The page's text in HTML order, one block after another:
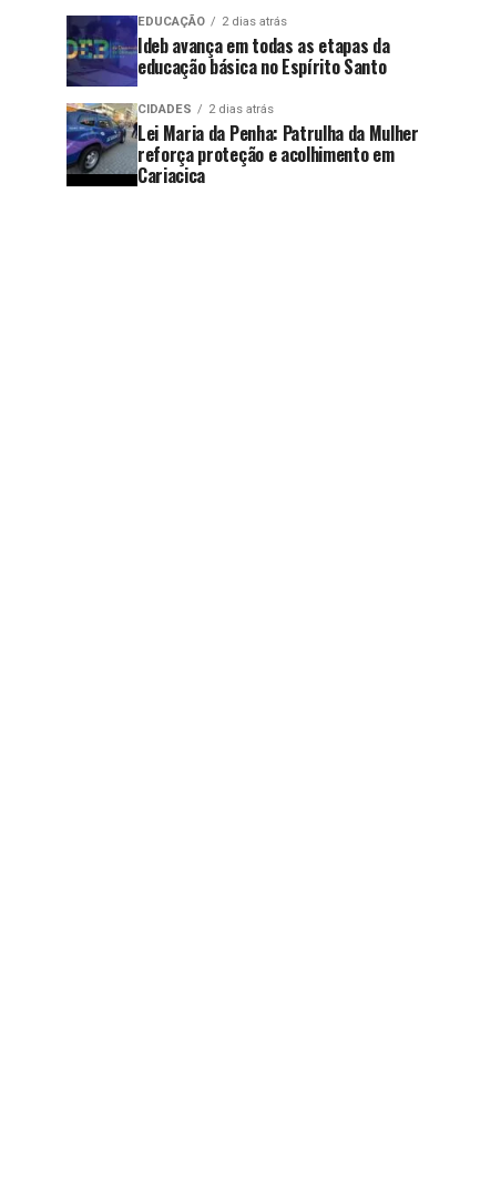
EDUCAÇÃO 2 dias atrás
Ideb avança em todas as etapas da
educação básica no Espírito Santo
CIDADES 2 dias atrás
Lei Maria da Penha: Patrulha da Mulher
reforça proteção e acolhimento em
Cariacica